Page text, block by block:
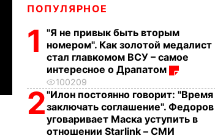
ПОПУЛЯРНОЕ
1
"Я не привык быть вторым
номером". Как золотой медалист
стал главкомом ВСУ – самое
интересное о Драпатом
100209
2"Илон постоянно говорит: "Время
заключать соглашение". Федоров
уговаривает Маска уступить в
отношении Starlink – СМИ